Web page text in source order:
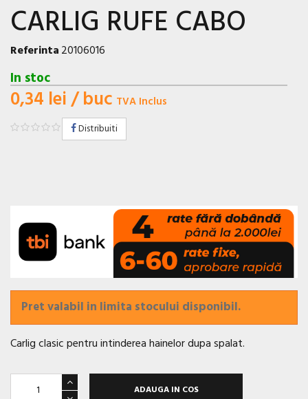
CARLIG RUFE CABO
Referinta20106016
In stoc
0,34 lei/ buc TVA Inclus
Distribuiti
Pret valabil in limita stocului disponibil.
Carlig clasic pentru intinderea hainelor dupa spalat.
ADAUGA IN COS